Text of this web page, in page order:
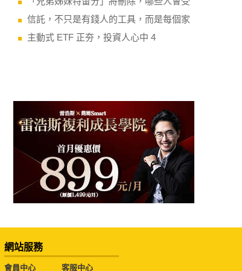
信託，不只是有錢人的工具，而是每個家
主動式 ETF 正夯，投資人心中 4
網站服務
會員中心 客服中心